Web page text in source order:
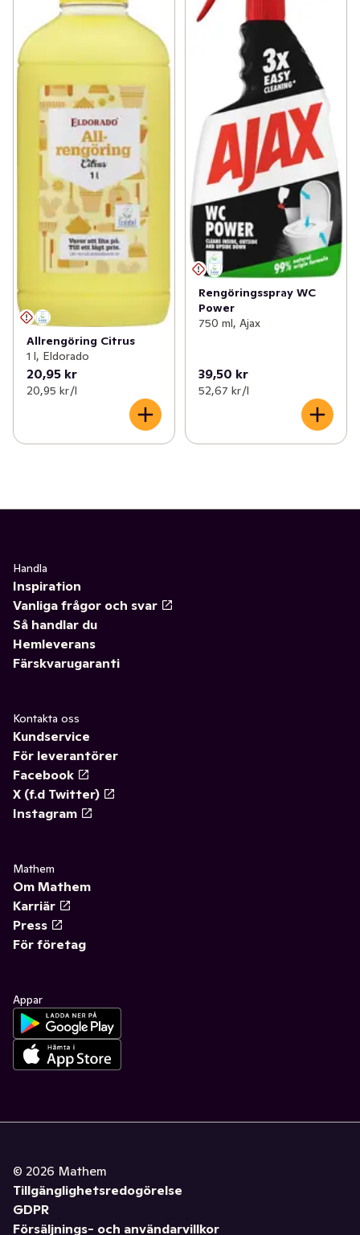
Allrengöring Citrus
1 l, Eldorado
20,95 kr
20,95 kr /l
Rengöringsspray WC
Power
750 ml, Ajax
39,50 kr
52,67 kr /l
Handla
Inspiration
Vanliga frågor och svar
Så handlar du
Hemleverans
Färskvarugaranti
Kontakta oss
Kundservice
För leverantörer
Facebook
X (f.d Twitter)
Instagram
Mathem
Om Mathem
Karriär
Press
För företag
Appar
© 2026 Mathem
Tillgänglighetsredogörelse
GDPR
Försäljnings- och användarvillkor